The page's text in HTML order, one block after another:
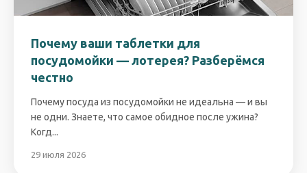
Почему ваши таблетки для
посудомойки — лотерея? Разберёмся
честно
Почему посуда из посудомойки не идеальна — и вы
не одни. Знаете, что самое обидное после ужина?
Когд...
29 июля 2026